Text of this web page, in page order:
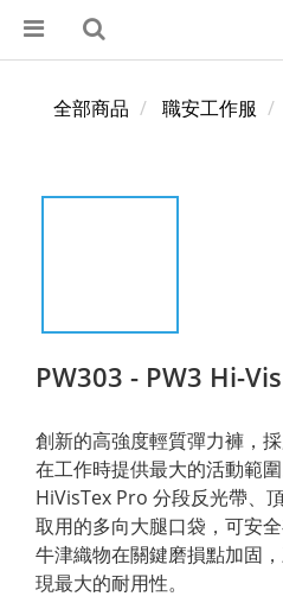
全部商品 職安工作服
PW303 - PW3 Hi-
創新的高強度輕質彈力褲，
在工作時提供最大的活動範
HiVisTex Pro 分段反光帶、
取用的多向大腿口袋，可安
牛津織物在關鍵磨損點加固
現最大的耐用性。